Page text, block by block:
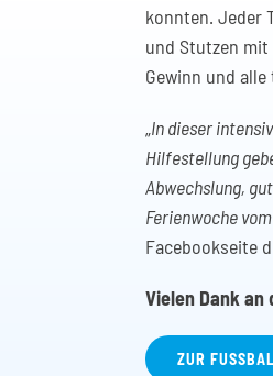
konnten. Jeder
und Stutzen mit
Gewinn und
„In dieser
Hilfestellung
Abwechslung,
Ferienwoche
Facebookseite
Vielen Dank an
ZUR